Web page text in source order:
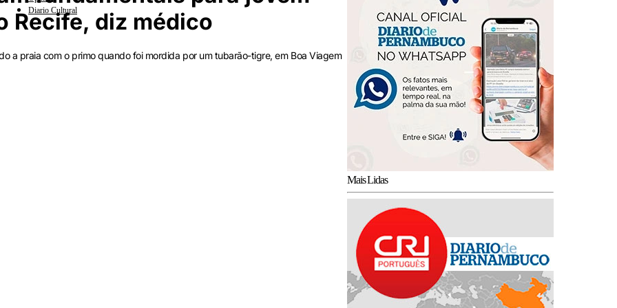
Diario Cultural
Recife, diz médico
a praia com o primo quando foi mordida por um tubarão-tigre, em Boa Viagem
Mais Lidas